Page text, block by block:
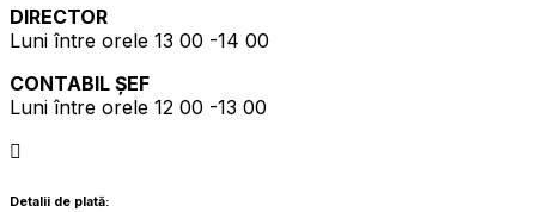
DIRECTOR
Luni între orele 13 00 -14 00
CONTABIL ȘEF
Luni între orele 12 00 -13 00
Detalii de plată: